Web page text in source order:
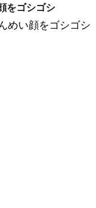
をゴシゴシ
めい顔をゴシゴシ